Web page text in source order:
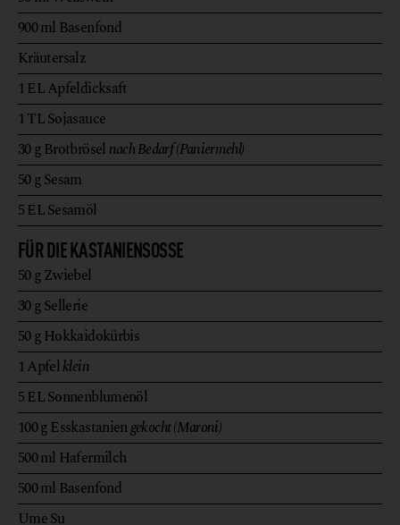
900ml Basenfond
Kräutersalz
1 ELApfeldicksaft
1 TLSojasauce
30g Brotbrösel nach Bedarf (Paniermehl)
50gSesam
5ELSesamöl
FÜR DIE KASTANIENSOSSE
50gZwiebel
30gSellerie
50gHokkaidokürbis
1 Apfelklein
5ELSonnenblumenöl
100gEsskastaniengekocht (Maroni)
500ml Hafermilch
500ml Basenfond
Ume Su